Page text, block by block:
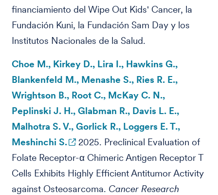
financiamiento del Wipe Out Kids' Cancer, la
Fundación Kuni, la Fundación Sam Day y los
Institutos Nacionales de la Salud.
Choe M., Kirkey D., Lira I., Hawkins G.,
Blankenfeld M., Menashe S., Ries R. E.,
Wrightson B., Root C., McKay C. N.,
Peplinski J. H., Glabman R., Davis L. E.,
Malhotra S. V., Gorlick R., Loggers E. T.,
Meshinchi S.
2025. Preclinical Evaluation of
Folate Receptor-α Chimeric Antigen Receptor T
Cells Exhibits Highly Efficient Antitumor Activity
against Osteosarcoma. Cancer Research